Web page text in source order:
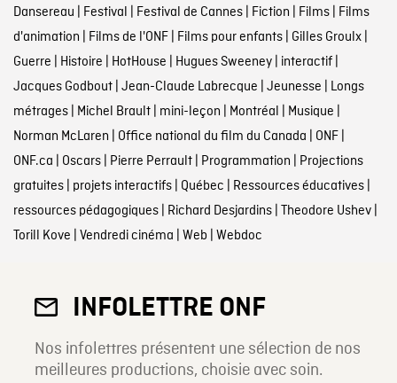
Dansereau | Festival | Festival de Cannes| Fiction | Films| Films
d'animation | Films de l'ONF| Films pour enfants| Gilles Groulx|
Guerre | Histoire | HotHouse | Hugues Sweeney| interactif|
Jacques Godbout| Jean-Claude Labrecque | Jeunesse | Longs
métrages| Michel Brault| mini-leçon | Montréal | Musique |
Norman McLaren | Office national du film du Canada | ONF|
ONF.ca | Oscars| Pierre Perrault| Programmation | Projections
gratuites| projets interactifs| Québec | Ressources éducatives|
ressources pédagogiques| Richard Desjardins| Theodore Ushev|
Torill Kove | Vendredi cinéma | Web | Webdoc
INFOLETTRE ONF
Nos infolettres présentent une sélection de nos
meilleures productions, choisie avec soin.